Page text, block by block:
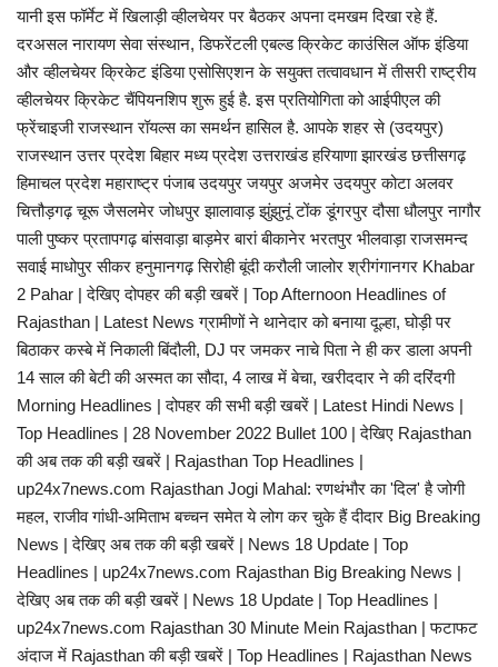
यानी इस फॉर्मेट में खिलाड़ी व्हीलचेयर पर बैठकर अपना दमखम दिखा रहे हैं.
दरअसल नारायण सेवा संस्थान, डिफरेंटली एबल्ड क्रिकेट काउंसिल ऑफ इंडिया
और व्हीलचेयर क्रिकेट इंडिया एसोसिएशन के सयुक्त तत्वावधान में तीसरी राष्ट्रीय
व्हीलचेयर क्रिकेट चैंपियनशिप शुरू हुई है. इस प्रतियोगिता को आईपीएल की
फ्रेंचाइजी राजस्थान रॉयल्स का समर्थन हासिल है. आपके शहर से (उदयपुर)
राजस्थान उत्तर प्रदेश बिहार मध्य प्रदेश उत्तराखंड हरियाणा झारखंड छत्तीसगढ़
हिमाचल प्रदेश महाराष्ट्र पंजाब उदयपुर जयपुर अजमेर उदयपुर कोटा अलवर
चित्तौड़गढ़ चूरू जैसलमेर जोधपुर झालावाड़ झुंझुनूं टोंक डूंगरपुर दौसा धौलपुर नागौर
पाली पुष्कर प्रतापगढ़ बांसवाड़ा बाड़मेर बारां बीकानेर भरतपुर भीलवाड़ा राजसमन्द‍
सवाई माधोपुर सीकर हनुमानगढ़ सिरोही बूंदी करौली जालोर श्रीगंगानगर Khabar
2 Pahar | देखिए दोपहर की बड़ी खबरें | Top Afternoon Headlines of
Rajasthan | Latest News ग्रामीणों ने थानेदार को बनाया दूल्हा, घोड़ी पर
बिठाकर कस्बे में निकाली बिंदौली, DJ पर जमकर नाचे पिता ने ही कर डाला अपनी
14 साल की बेटी की अस्मत का सौदा, 4 लाख में बेचा, खरीददार ने की दरिंदगी
Morning Headlines | दोपहर की सभी बड़ी खबरें | Latest Hindi News |
Top Headlines | 28 November 2022 Bullet 100 | देखिए Rajasthan
की अब तक की बड़ी खबरें | Rajasthan Top Headlines |
up24x7news.com Rajasthan Jogi Mahal: रणथंभौर का 'दिल' है जोगी
महल, राजीव गांधी-अमिताभ बच्चन समेत ये लोग कर चुके हैं दीदार Big Breaking
News | देखिए अब तक की बड़ी खबरें | News 18 Update | Top
Headlines | up24x7news.com Rajasthan Big Breaking News |
देखिए अब तक की बड़ी खबरें | News 18 Update | Top Headlines |
up24x7news.com Rajasthan 30 Minute Mein Rajasthan | फटाफट
अंदाज में Rajasthan की बड़ी खबरें | Top Headlines | Rajasthan News